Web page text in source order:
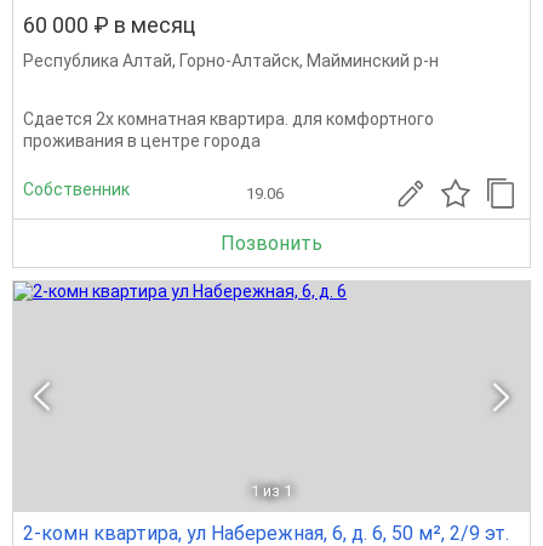
60 000 ₽ в месяц
Республика Алтай, Горно-Алтайск, Майминский р-н
Сдается 2х комнатная квартира. для комфортного
проживания в центре города
Собственник 19.06
Позвонить
1 из 1
2-комн квартира, ул Набережная, 6, д. 6, 50 м², 2/9 эт.